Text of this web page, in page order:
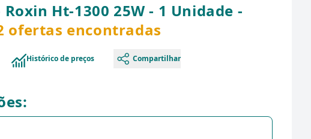
Ht-1300 25W - 1 Unidade -
ofertas encontradas
Histórico de preços Compartilhar